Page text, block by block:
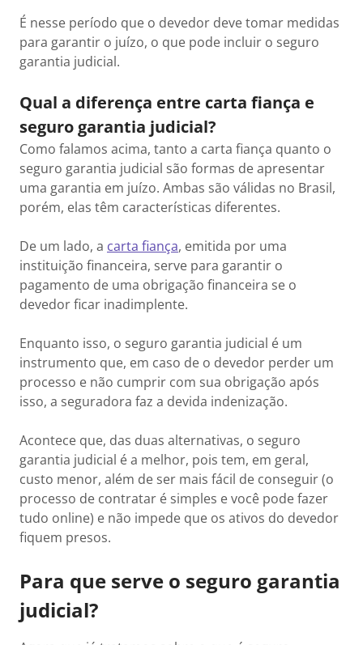
É nesse período que o devedor deve tomar medidas
para garantir o juízo, o que pode incluir o seguro
garantia judicial.
Qual a diferença entre carta fiança e
seguro garantia judicial?
Como falamos acima, tanto a carta fiança quanto o
seguro garantia judicial são formas de apresentar
uma garantia em juízo. Ambas são válidas no Brasil,
porém, elas têm características diferentes.
De um lado, a carta fiança, emitida por uma
instituição financeira, serve para garantir o
pagamento de uma obrigação financeira se o
devedor ficar inadimplente.
Enquanto isso, o seguro garantia judicial é um
instrumento que, em caso de o devedor perder um
processo e não cumprir com sua obrigação após
isso, a seguradora faz a devida indenização.
Acontece que, das duas alternativas, o seguro
garantia judicial é a melhor, pois tem, em geral,
custo menor, além de ser mais fácil de conseguir (o
processo de contratar é simples e você pode fazer
tudo online) e não impede que os ativos do devedor
fiquem presos.
Para que serve o seguro garantia
judicial?